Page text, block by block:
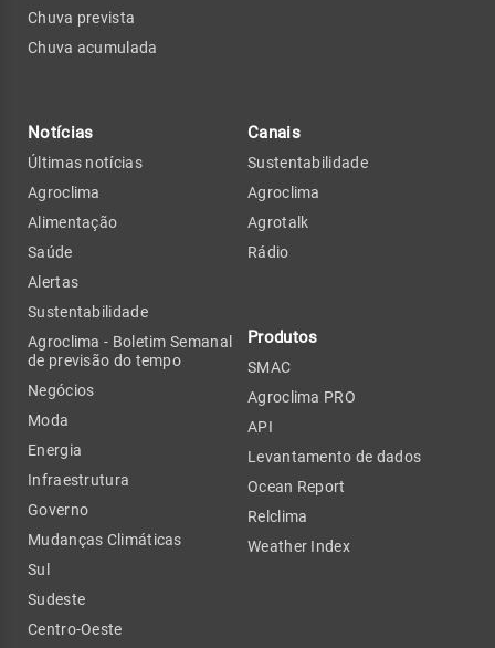
Chuva prevista
Chuva acumulada
Notícias
Últimas notícias
Agroclima
Alimentação
Saúde
Alertas
Sustentabilidade
Agroclima - Boletim Semanal
de previsão do tempo
Negócios
Moda
Energia
Infraestrutura
Governo
Mudanças Climáticas
Sul
Sudeste
Centro-Oeste
Canais
Sustentabilidade
Agroclima
Agrotalk
Rádio
Produtos
SMAC
Agroclima PRO
API
Levantamento de dados
Ocean Report
Relclima
Weather Index